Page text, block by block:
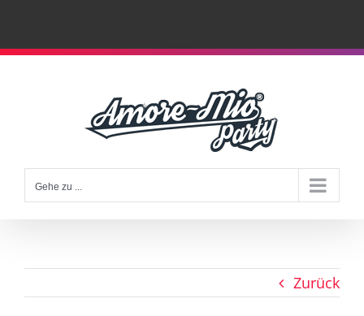
Zum
Gehe zu ...
Zurück